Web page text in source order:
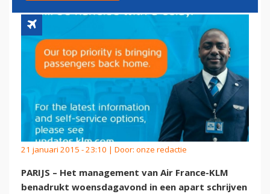
21 januari 2015 - 23:10 | Door: onze redactie
PARIJS – Het management van Air France-KLM
benadrukt woensdagavond in een apart schrijven